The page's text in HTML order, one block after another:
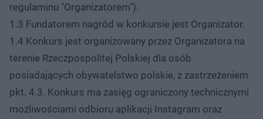
regulaminu "Organizatorem").
1.3 Fundatorem nagród w konkursie jest Organizator.
1.4 Konkurs jest organizowany przez Organizatora na
terenie Rzeczpospolitej Polskiej dla osób
posiadających obywatelstwo polskie, z zastrzeżeniem
pkt. 4.3. Konkurs ma zasięg ograniczony technicznymi
możliwościami odbioru aplikacji Instagram oraz